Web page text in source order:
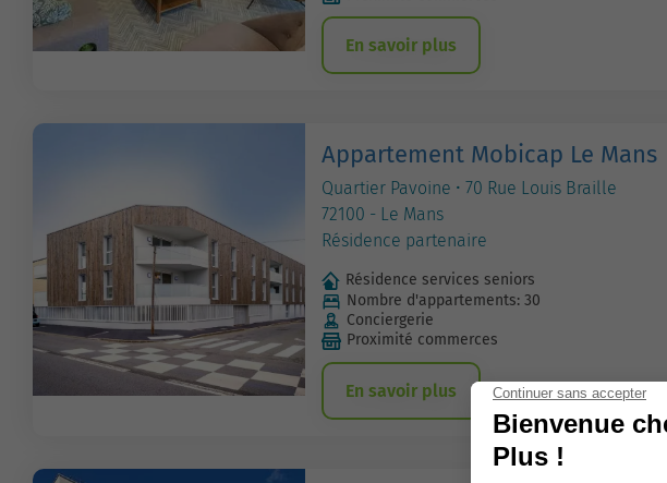
En savoir plus
Appartement Mobicap Le Mans
Quartier Pavoine • 70 Rue Louis Braille
72100 - Le Mans
Résidence partenaire
Résidence services seniors
Nombre d'appartements: 30
Conciergerie
Proximité commerces
En savoir plus